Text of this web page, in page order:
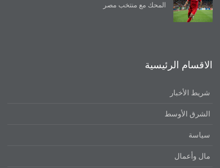
المحك مع منتخب مصر
الاقسام الرئيسية
شريط الأخبار
الشرق الأوسط
سياسة
مال وأعمال